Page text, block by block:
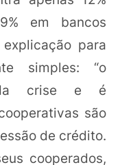
em bancos
para
simples: “o
da crise e é
são
de crédito.
cooperados,